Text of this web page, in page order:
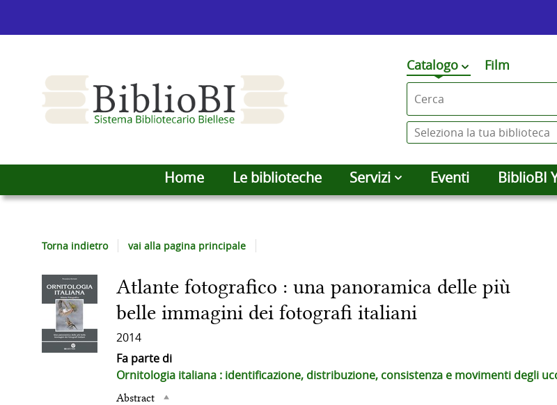
Premi
qui
per
vedere
altri
ricerca
Catalogo
cambia Film
Seleziona
la
tua
biblioteca
Home Le biblioteche Servizi Eventi BiblioBI
Torna indietro vai alla pagina principale
Dettaglio
del
documento
Atlante fotografico : una panoramica delle più
belle immagini dei fotografi italiani
2014
Fa parte di
Ornitologia italiana : identificazione, distribuzione, consistenza e movimenti degli
Abstract